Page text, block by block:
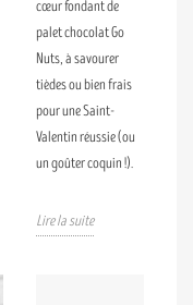
cœur fondant de
palet chocolat Go
Nuts, à savourer
tièdes ou bien frais
pour une Saint-
Valentin réussie (ou
un goûter coquin !).
Lire la suite